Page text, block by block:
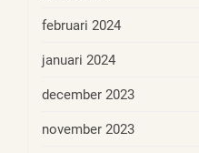
februari 2024
januari 2024
december 2023
november 2023